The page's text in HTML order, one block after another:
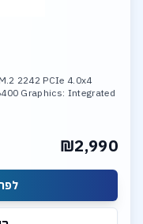
2242 PCIe 4.0x4
Graphics: Integrated
₪2,990